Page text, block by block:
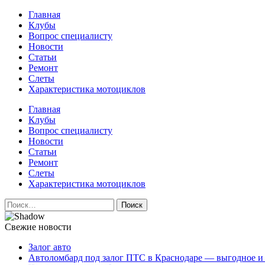
Перейти
содержимому
Главная
Клубы
Вопрос специалисту
Новости
Статьи
Ремонт
Слеты
Характеристика мотоциклов
Авто и мото сайт
Главная
Клубы
Вопрос специалисту
Новости
Статьи
Ремонт
Слеты
Характеристика мотоциклов
Найти:
Свежие новости
Залог авто
Автоломбард под залог ПТС в Краснодаре — выгодное